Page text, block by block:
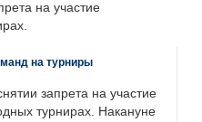
на участие
на турниры
запрета на участие
турнирах. Накануне